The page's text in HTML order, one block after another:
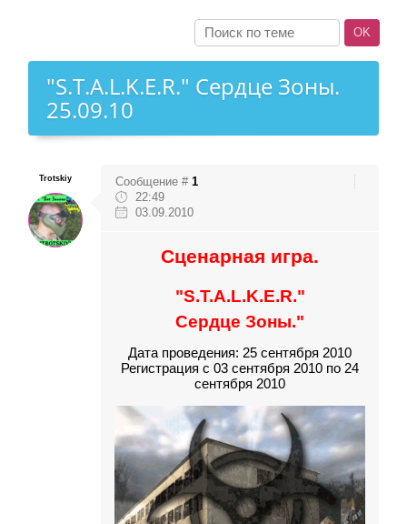
"S.T.A.L.K.E.R." Сердце Зоны.
25.09.10
Trotskiy Сообщение # 1
22:49
03.09.2010
Сценарная игра.
"S.T.A.L.K.E.R."
Сердце Зоны."
Дата проведения: 25 сентября 2010
Регистрация с 03 сентября 2010 по 24
сентября 2010